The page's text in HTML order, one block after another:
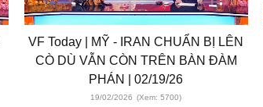
VF Today | MỸ - IRAN CHUẨN BỊ LÊN
CÒ DÙ VẪN CÒN TRÊN BÀN ĐÀM
PHÁN | 02/19/26
19/02/2026 (Xem: 5700)